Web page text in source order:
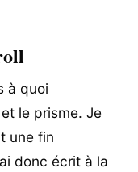
à quoi
le prisme. Je
une fin
donc écrit à la